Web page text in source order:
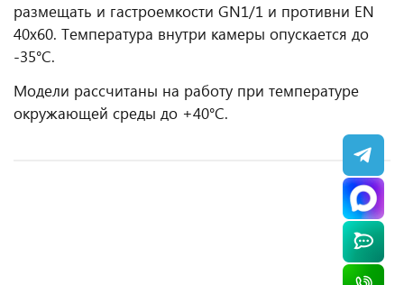
размещать и гастроемкости GN1/1 и противни EN
40x60. Температура внутри камеры опускается до
-35°С.
Модели рассчитаны на работу при температуре
окружающей среды до +40°С.